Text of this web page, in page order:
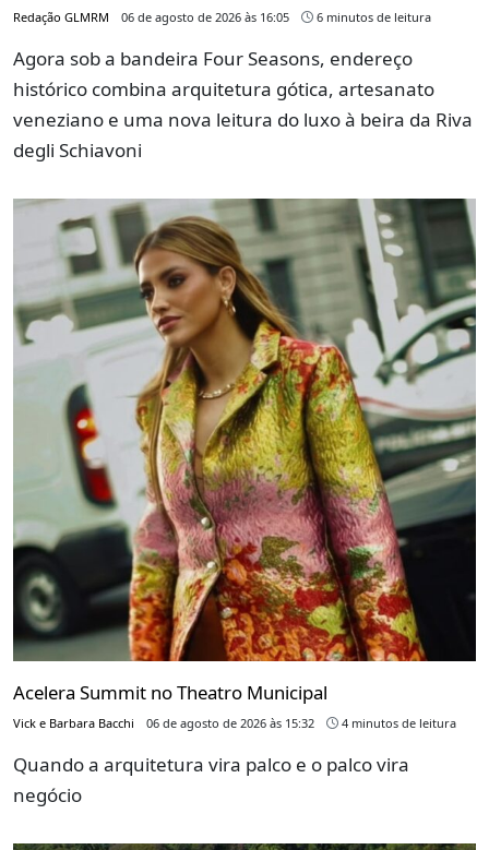
Redação GLMRM 06 de agosto de 2026 às 16:05 6 minutos de leitura
Agora sob a bandeira Four Seasons, endereço
histórico combina arquitetura gótica, artesanato
veneziano e uma nova leitura do luxo à beira da Riva
degli Schiavoni
Acelera Summit no Theatro Municipal
Vick e Barbara Bacchi 06 de agosto de 2026 às 15:32 4 minutos de leitura
Quando a arquitetura vira palco e o palco vira
negócio